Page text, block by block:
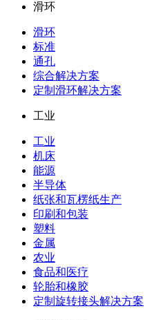
滑环
滑环
标准
通孔
综合解决方案
定制滑环解决方案
工业
工业
机床
能源
半导体
纸张和瓦楞纸生产
印刷和包装
塑料
金属
农业
食品和医疗
轮胎和橡胶
定制旋转接头解决方案